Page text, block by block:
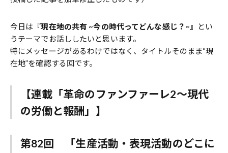
今日は 『現在地の共有 ~今の時代ってどんな感じ？~』
とい
うテーマでお話ししたいと思います。
特にメッセージがあるわけではなく、タイトルそのまま“現
在地”を確認する回です。
【連載「革命のファンファーレ2～現代
の労働と報酬」】
第82回 「生産活動・表現活動のどこに